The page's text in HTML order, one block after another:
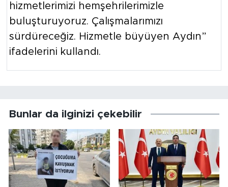
hizmetlerimizi hemşehrilerimizle
buluşturuyoruz. Çalışmalarımızı
sürdüreceğiz. Hizmetle büyüyen Aydın”
ifadelerini kullandı.
Bunlar da ilginizi çekebilir